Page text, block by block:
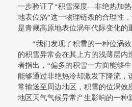
一步验证了“积雪深度—非绝热加
地表位涡”这一物理链条的合理性
是青藏高原地表位涡年代际变化的
“我们发现了积雪的一种位涡
的积雪异常会在其上方的浅薄层内
者指出，“偏多的积雪一方面能够
能够通过非绝热冷却激发下降流，
常输送至周边地区，积雪的位涡效
地区天气气候异常产生影响的一种